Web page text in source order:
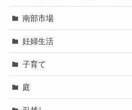
南部市場
妊婦生活
子育て
庭